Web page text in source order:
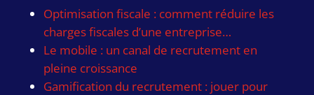
Optimisation fiscale : comment réduire les
charges fiscales d’une entreprise…
Le mobile : un canal de recrutement en
pleine croissance
Gamification du recrutement : jouer pour